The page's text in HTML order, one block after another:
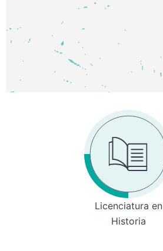
Licenciatura en
Historia